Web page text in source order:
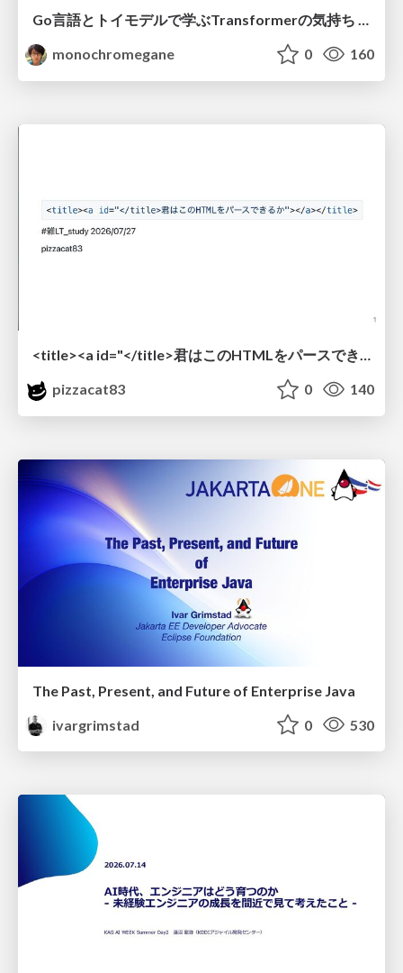
monochromegane
0 160
<title><a id="</title>君はこのHTMLをパースできるか"></a></title> #雑LT_study
pizzacat83
0 140
The Past, Present, and Future of Enterprise Java
ivargrimstad
0 530